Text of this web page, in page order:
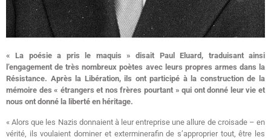
« La poésie a pris le maquis » disait Paul Eluard, traduisant ainsi
l’engagement de très nombreux poètes avec leurs propres armes dans la
Résistance. Après la Libération, ils ont participé à la construction de la
mémoire des « étrangers et nos frères pourtant » qui ont donné leur vie et
nous ont donné la liberté en héritage.
« Alors que les Nazis donnaient à leur entreprise une allure de croisade – en
vérité, ils voulaient dominer et exterminerafin de s’approprier tout, être les